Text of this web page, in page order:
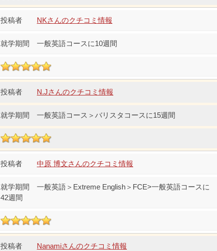
NKさんのクチコミ情報
一般英語コースに10週間
N.Jさんのクチコミ情報
一般英語コース＞バリスタコースに15週間
中原 博文さんのクチコミ情報
一般英語＞Extreme English＞FCE>一般英語コースに
42週間
Nanamiさんのクチコミ情報